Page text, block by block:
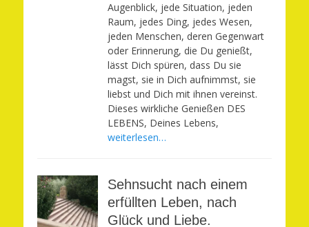
Augenblick, jede Situation, jeden
Raum, jedes Ding, jedes Wesen,
jeden Menschen, deren Gegenwart
oder Erinnerung, die Du genießt,
lässt Dich spüren, dass Du sie
magst, sie in Dich aufnimmst, sie
liebst und Dich mit ihnen vereinst.
Dieses wirkliche Genießen DES
LEBENS, Deines Lebens,
weiterlesen…
Sehnsucht nach einem
erfüllten Leben, nach
Glück und Liebe.